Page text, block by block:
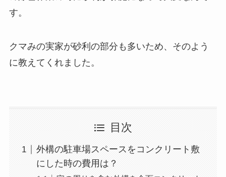
す。
クマみの実家が砂利の部分も多いため、そのよう
に教えてくれました。
目次
外構の駐車場スペースをコンクリート敷
にした時の費用は？